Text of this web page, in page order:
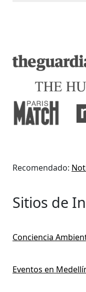
Recomendado:
Sitios de
Conciencia
Eventos en